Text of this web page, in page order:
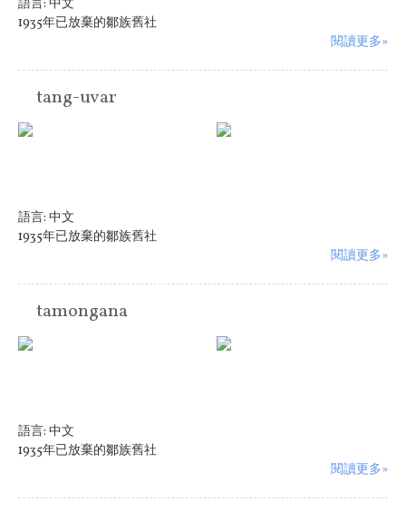
語言: 中文
1935年已放棄的鄒族舊社
閱讀更多»
tang-uvar
語言: 中文
1935年已放棄的鄒族舊社
閱讀更多»
tamongana
語言: 中文
1935年已放棄的鄒族舊社
閱讀更多»